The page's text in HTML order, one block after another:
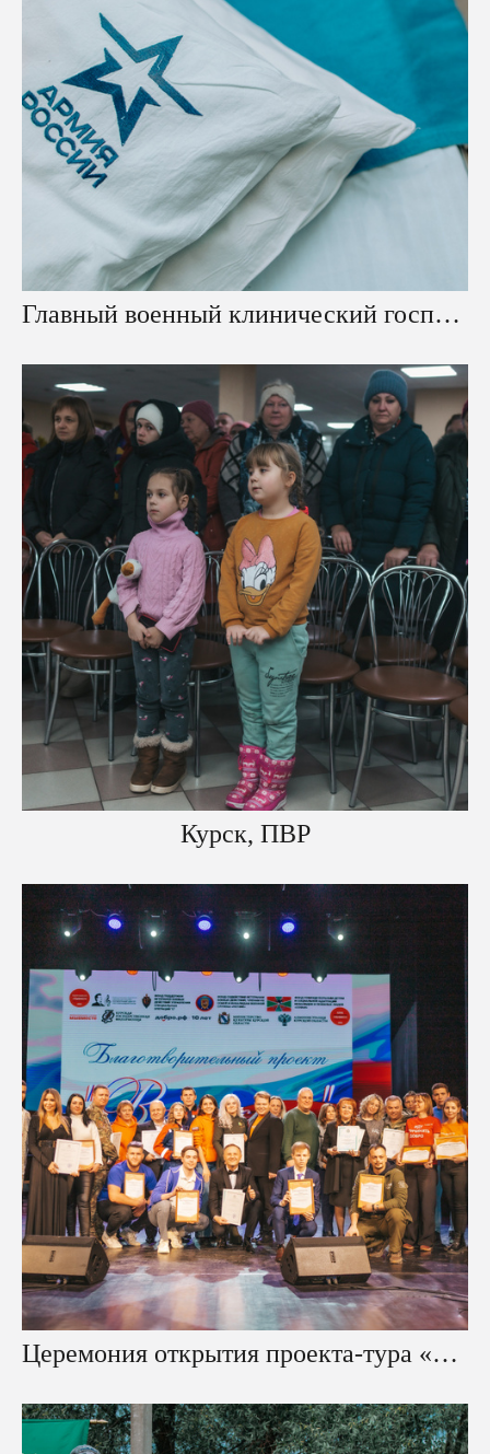
Главный военный клинический госпиталь имени Н. Н. Бурденко
Курск, ПВР
Церемония открытия проекта-тура «Вернись!»